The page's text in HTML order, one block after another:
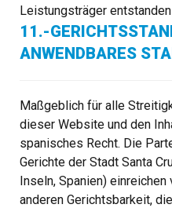
Leistungsträger
11.-
ANWENDBARES
Maßgeblich für alle
dieser Website und den
spanisches Recht. Die
Gerichte der Stadt Santa
Inseln, Spanien)
anderen Gerichtsbarkeit,